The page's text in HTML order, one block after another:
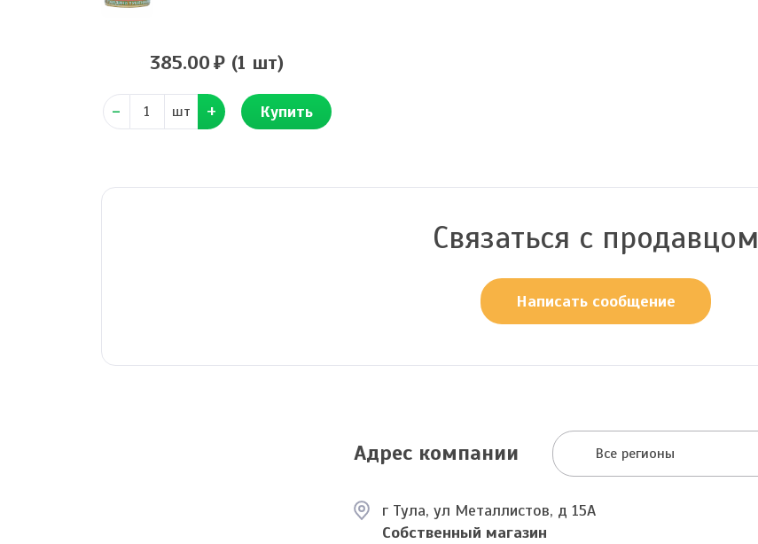
385.00 (1 шт)
шт Купить
Связаться с продавцом
Написать сообщение
Адрес компании Все регионы
г Тула, ул Металлистов, д 15А
Собственный магазин